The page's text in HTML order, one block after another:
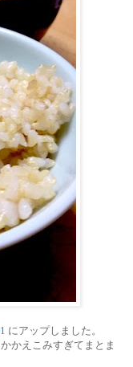
にアップしました。
かえこみすぎてまとま